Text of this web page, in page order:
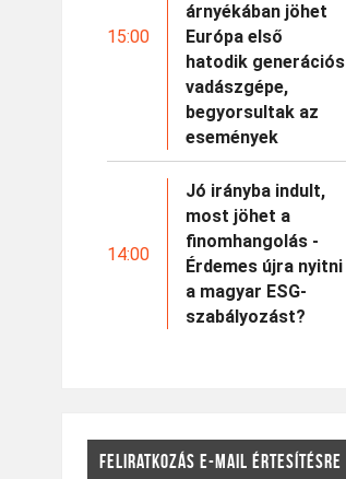
15:00
árnyékában jöhet
Európa első
hatodik generációs
vadászgépe,
begyorsultak az
események
14:00
Jó irányba indult,
most jöhet a
finomhangolás -
Érdemes újra nyitni
a magyar ESG-
szabályozást?
FELIRATKOZÁS E-MAIL ÉRTESÍTÉSRE